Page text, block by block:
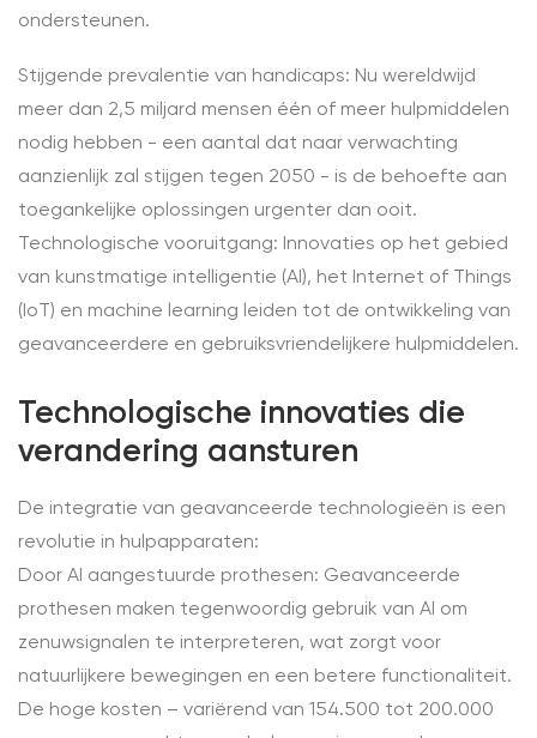
ondersteunen.
Stijgende prevalentie van handicaps: Nu wereldwijd
meer dan 2,5 miljard mensen één of meer hulpmiddelen
nodig hebben - een aantal dat naar verwachting
aanzienlijk zal stijgen tegen 2050 - is de behoefte aan
toegankelijke oplossingen urgenter dan ooit.
Technologische vooruitgang: Innovaties op het gebied
van kunstmatige intelligentie (AI), het Internet of Things
(IoT) en machine learning leiden tot de ontwikkeling van
geavanceerdere en gebruiksvriendelijkere hulpmiddelen.
Technologische innovaties die
verandering aansturen
De integratie van geavanceerde technologieën is een
revolutie in hulpapparaten:
Door AI aangestuurde prothesen: Geavanceerde
prothesen maken tegenwoordig gebruik van AI om
zenuwsignalen te interpreteren, wat zorgt voor
natuurlijkere bewegingen en een betere functionaliteit.
De hoge kosten – variërend van 154.500 tot 200.000